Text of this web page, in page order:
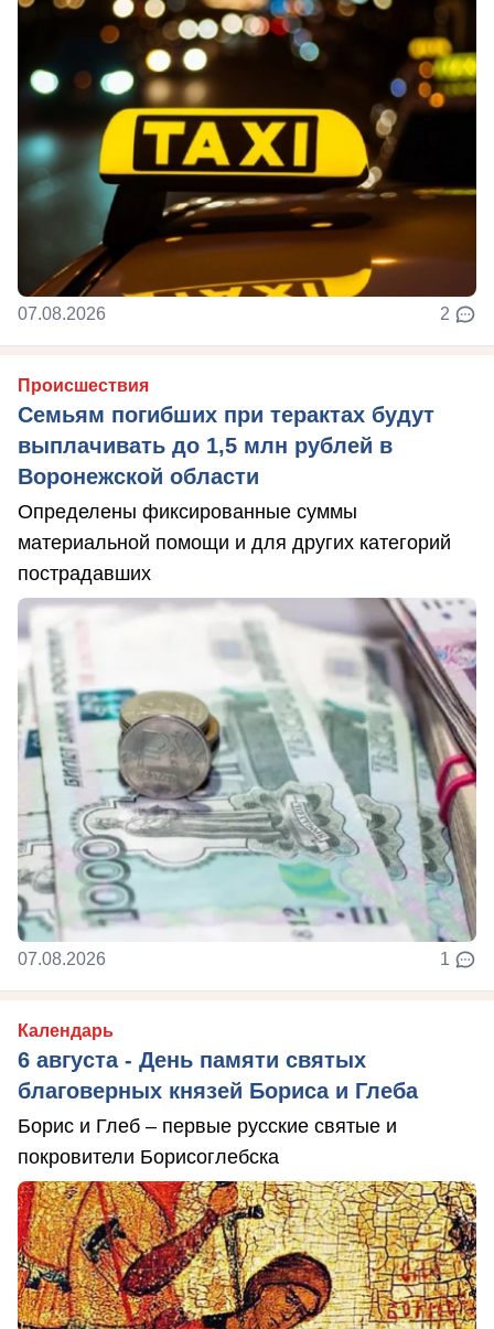
07.08.2026 2
Происшествия
Семьям погибших при терактах будут
выплачивать до 1,5 млн рублей в
Воронежской области
Определены фиксированные суммы
материальной помощи и для других категорий
пострадавших
07.08.2026 1
Календарь
6 августа - День памяти святых
благоверных князей Бориса и Глеба
Борис и Глеб – первые русские святые и
покровители Борисоглебска